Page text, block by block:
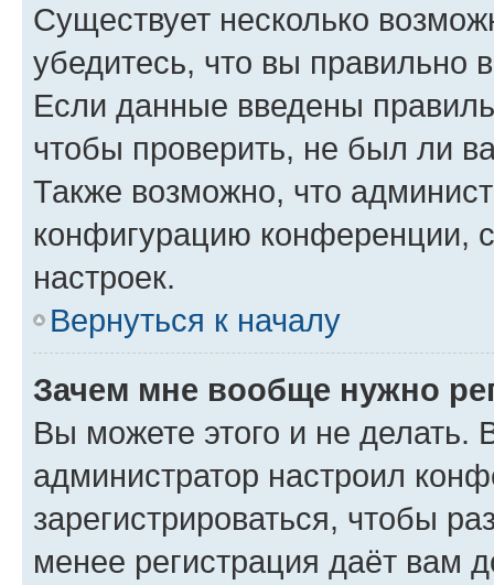
Существует несколько
убедитесь, что вы правильно
Если данные введены
чтобы проверить, не был ли
Также возможно, что
конфигурацию конференции,
настроек.
Вернуться к началу
Зачем мне вообще нужно
Вы можете этого и не делать.
администратор настроил
зарегистрироваться, чтобы
менее регистрация даёт вам